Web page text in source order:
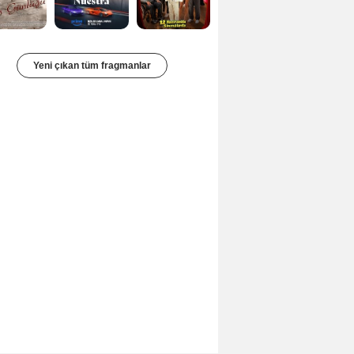
Yeni çıkan tüm fragmanlar